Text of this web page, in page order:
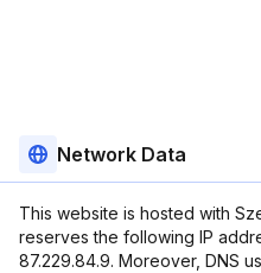
Network Data
This website is hosted with
reserves the following IP
87.229.84.9. Moreover, DNS